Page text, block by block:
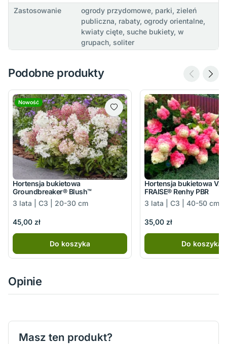
Zastosowanie
ogrody przydomowe, parki, zieleń
publiczna, rabaty, ogrody orientalne,
kwiaty cięte, suche bukiety, w
grupach, soliter
Podobne produkty
Nowość
Hortensja bukietowa
Groundbreaker® Blush™
3 lata | C3 | 20-30 cm
45,00 zł
Do koszyka
Hortensja bukietowa
FRAISE® Renhy PBR
3 lata | C3 | 40-50 cm
35,00 zł
Do koszyka
Opinie
Masz ten produkt?